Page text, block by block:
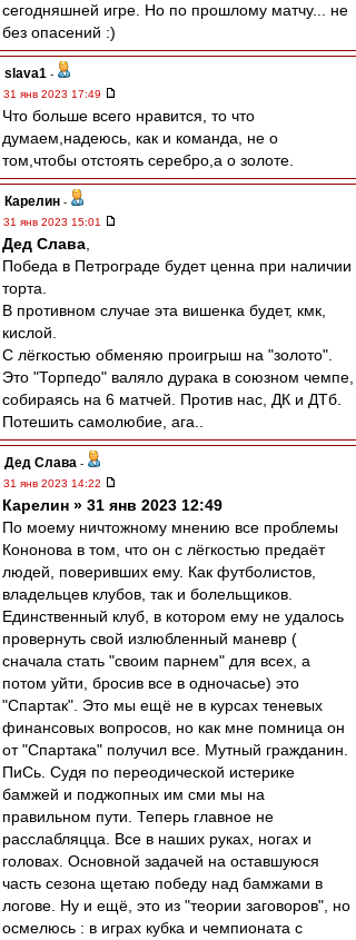
сегодняшней игре. Но по прошлому матчу... не
без опасений :)
slava1 -
31 янв 2023 17:49
Что больше всего нравится, то что
думаем,надеюсь, как и команда, не о
том,чтобы отстоять серебро,а о золоте.
Карелин -
31 янв 2023 15:01
Дед Слава
Победа в Петрограде будет ценна при наличии
торта.
В противном случае эта вишенка будет, кмк,
кислой.
С лёгкостью обменяю проигрыш на "золото".
Это "Торпедо" валяло дурака в союзном чемпе,
собираясь на 6 матчей. Против нас, ДК и ДТб.
Потешить самолюбие, ага..
Дед Слава -
31 янв 2023 14:22
Карелин » 31 янв 2023 12:49
По моему ничтожному мнению все проблемы
Кононова в том, что он с лёгкостью предаёт
людей, поверивших ему. Как футболистов,
владельцев клубов, так и болельщиков.
Единственный клуб, в котором ему не удалось
провернуть свой излюбленный маневр (
сначала стать "своим парнем" для всех, а
потом уйти, бросив все в одночасье) это
"Спартак". Это мы ещё не в курсах теневых
финансовых вопросов, но как мне помница он
от "Спартака" получил все. Мутный гражданин.
ПиСь. Судя по переодической истерике
бамжей и поджопных им сми мы на
правильном пути. Теперь главное не
расслабляцца. Все в наших руках, ногах и
головах. Основной задачей на оставшуюся
часть сезона щетаю победу над бамжами в
логове. Ну и ещё, это из "теории заговоров", но
осмелюсь : в играх кубка и чемпионата с